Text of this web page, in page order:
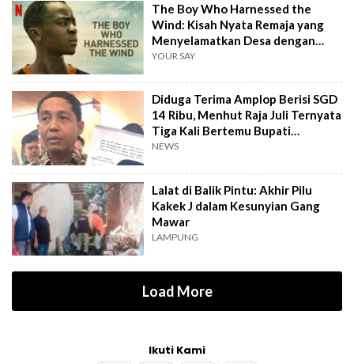
The Boy Who Harnessed the
Wind: Kisah Nyata Remaja yang
Menyelamatkan Desa dengan
Kincir Angin
YOUR SAY
Diduga Terima Amplop Berisi SGD
14 Ribu, Menhut Raja Juli Ternyata
Tiga Kali Bertemu Bupati
Kuansing
NEWS
Lalat di Balik Pintu: Akhir Pilu
Kakek J dalam Kesunyian Gang
Mawar
LAMPUNG
Load More
Ikuti Kami